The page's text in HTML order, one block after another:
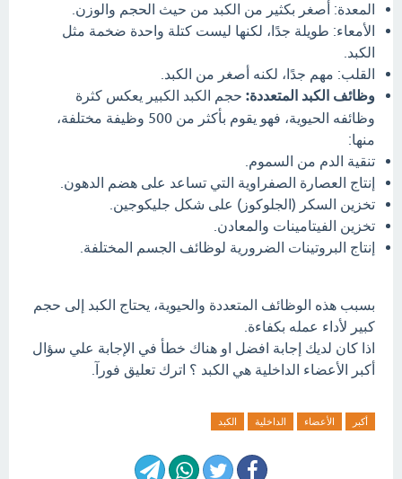
المعدة: أصغر بكثير من الكبد من حيث الحجم والوزن.
الأمعاء: طويلة جدًا، لكنها ليست كتلة واحدة ضخمة مثل
الكبد.
القلب: مهم جدًا، لكنه أصغر من الكبد.
وظائف الكبد المتعددة: حجم الكبد الكبير يعكس كثرة
وظائفه الحيوية، فهو يقوم بأكثر من 500 وظيفة مختلفة،
منها:
تنقية الدم من السموم.
إنتاج العصارة الصفراوية التي تساعد على هضم الدهون.
تخزين السكر (الجلوكوز) على شكل جليكوجين.
تخزين الفيتامينات والمعادن.
إنتاج البروتينات الضرورية لوظائف الجسم المختلفة.
بسبب هذه الوظائف المتعددة والحيوية، يحتاج الكبد إلى حجم
كبير لأداء عمله بكفاءة.
اذا كان لديك إجابة افضل او هناك خطأ في الإجابة علي سؤال
أكبر الأعضاء الداخلية هي الكبد ؟ اترك تعليق فورآ.
أكبر الأعضاء الداخلية الكبد